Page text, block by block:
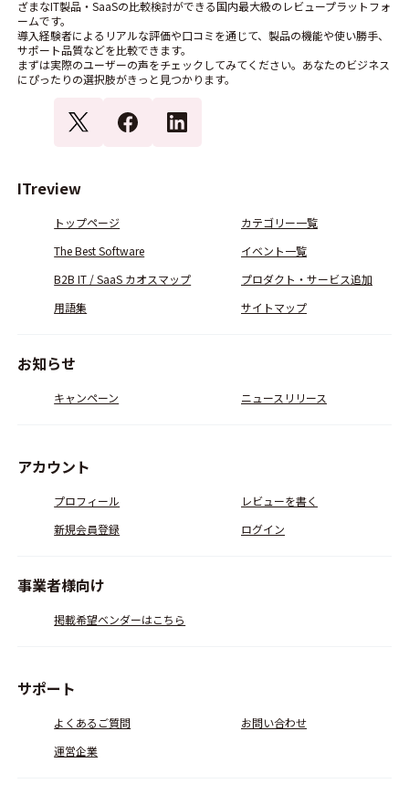
ざまなIT製品・SaaSの比較検討ができる国内最大級のレビュープラットフォ
ームです。
導入経験者によるリアルな評価や口コミを通じて、製品の機能や使い勝手、
サポート品質などを比較できます。
まずは実際のユーザーの声をチェックしてみてください。あなたのビジネス
にぴったりの選択肢がきっと見つかります。
ITreview
トップページ
カテゴリー一覧
The Best Software
イベント一覧
B2B IT / SaaS カオスマップ
プロダクト・サービス追加
用語集
サイトマップ
お知らせ
キャンペーン ニュースリリース
アカウント
プロフィール
レビューを書く
新規会員登録
ログイン
事業者様向け
掲載希望ベンダーはこちら
サポート
よくあるご質問
お問い合わせ
運営企業